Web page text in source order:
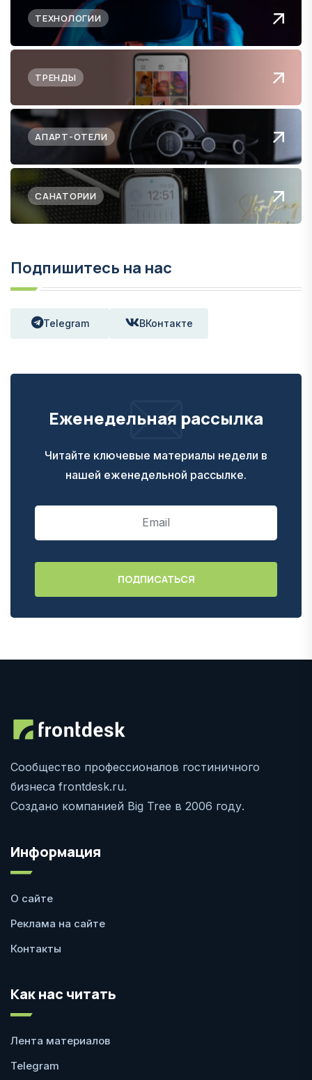
ТЕХНОЛОГИИ
ТРЕНДЫ
АПАРТ-ОТЕЛИ
САНАТОРИИ
Подпишитесь на нас
Telegram ВКонтакте
Еженедельная рассылка
Читайте ключевые материалы недели в
нашей еженедельной рассылке.
Сообщество профессионалов гостиничного
бизнеса frontdesk.ru.
Создано компанией Big Tree в 2006 году.
Информация
О сайте
Реклама на сайте
Контакты
Как нас читать
Лента материалов
Telegram